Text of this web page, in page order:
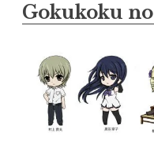
Gokukoku